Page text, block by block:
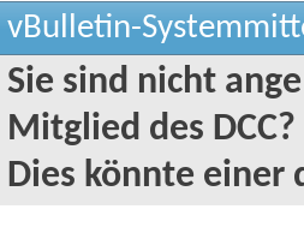
vBulletin-
Sie sind nicht
Mitglied des DCC?
Dies könnte einer